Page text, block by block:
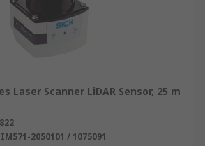
Laser Scanner LiDAR Sensor, 25 m
2050101 / 1075091